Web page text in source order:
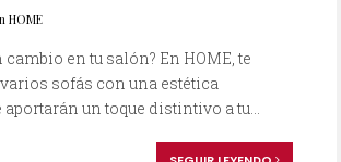
HOME
cambio en tu salón? En HOME, te
sofás con una estética
aportarán un toque distintivo a tu...